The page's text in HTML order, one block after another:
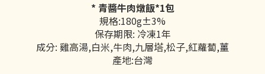
* 青醬牛肉燉飯*1包
規格:180g±3%
保存期限: 冷凍1年
成分: 雞高湯,白米,牛肉,九層塔,松子,紅蘿蔔,薑
產地:台灣